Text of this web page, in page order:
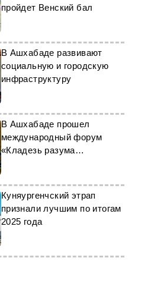
пройдет Венский бал
В Ашхабаде развивают
социальную и городскую
инфраструктуру
В Ашхабаде прошел
международный форум
«Кладезь разума
Махтумкули Фраги»
Куняургенчский этрап
признали лучшим по итогам
2025 года